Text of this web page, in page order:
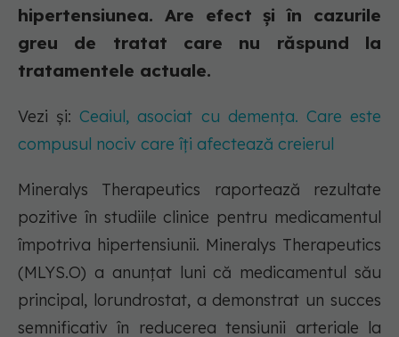
hipertensiunea. Are efect și în cazurile
greu de tratat care nu răspund la
tratamentele actuale.
Vezi și:Ceaiul, asociat cu demența. Care este
compusul nociv care îți afectează creierul
Mineralys Therapeutics raportează rezultate
pozitive în studiile clinice pentru medicamentul
împotriva hipertensiunii. Mineralys Therapeutics
(MLYS.O) a anunțat luni că medicamentul său
principal, lorundrostat, a demonstrat un succes
semnificativ în reducerea tensiunii arteriale la